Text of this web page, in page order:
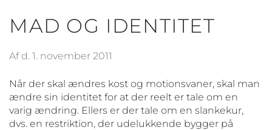
MAD OG IDENTITET
Af d. 1. november 2011
Når der skal ændres kost og motionsvaner, skal man
ændre sin identitet for at der reelt er tale om en
varig ændring. Ellers er der tale om en slankekur,
dvs. en restriktion, der udelukkende bygger på